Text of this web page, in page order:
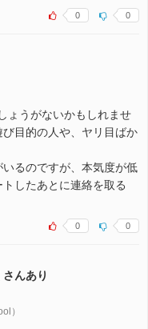
0 0
ょうがないかもしれませ
目的の人や、ヤリ目ばか
るのですが、本気度が低
したあとに連絡を取る
0 0
んあり
）